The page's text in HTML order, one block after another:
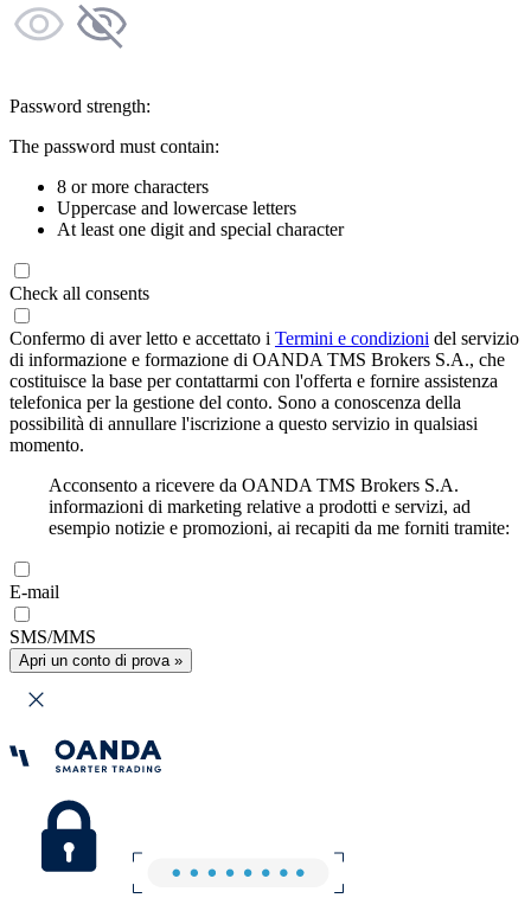
Password strength:
The password must contain:
8 or more characters
Uppercase and lowercase letters
At least one digit and special character
Check all consents
Confermo di aver letto e accettato i Termini e condizioni del servizio
di informazione e formazione di OANDA TMS Brokers S.A., che
costituisce la base per contattarmi con l'offerta e fornire assistenza
telefonica per la gestione del conto. Sono a conoscenza della
possibilità di annullare l'iscrizione a questo servizio in qualsiasi
momento.
Acconsento a ricevere da OANDA TMS Brokers S.A.
informazioni di marketing relative a prodotti e servizi, ad
esempio notizie e promozioni, ai recapiti da me forniti tramite:
E-mail
SMS/MMS
Apri un conto di prova »